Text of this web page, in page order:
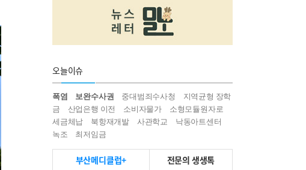
오늘이슈
폭염 보완수사권 중대범죄수사청
지역균형 장학
금
산업은행 이전 소비자물가
소형모듈원자로
세금체납
북항재개발 사관학교
낙동아트센터
녹조
최저임금
부산메디클럽+ 전문의 생생톡